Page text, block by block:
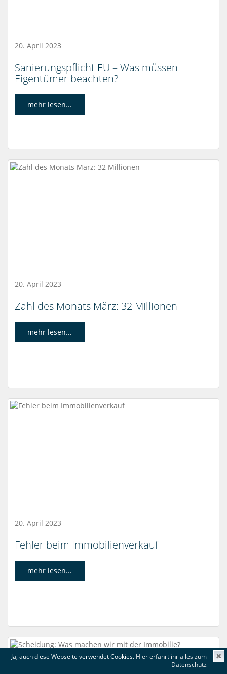
Ja, auch diese Webseite verwendet Cookies. Hier erfahrt ihr alles zum
Datenschutz
✖
20. April 2023
Sanierungspflicht EU – Was müssen
Eigentümer beachten?
mehr lesen...
20. April 2023
Zahl des Monats März: 32 Millionen
mehr lesen...
20. April 2023
Fehler beim Immobilienverkauf
mehr lesen...